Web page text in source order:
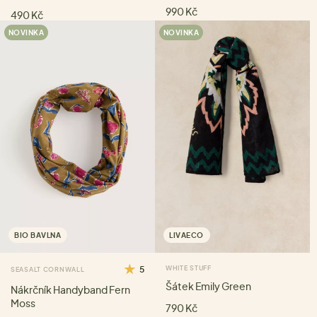
490 Kč
990 Kč
NOVINKA
BIO BAVLNA
SEASALT CORNWALL 5
Nákrčník Handyband Fern
Moss
NOVINKA
LIVAECO
WHITE STUFF
Šátek Emily Green
790 Kč